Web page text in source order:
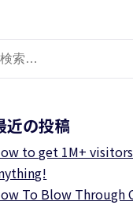
検
索:
近の投稿
to get 1M+
To Blow Through